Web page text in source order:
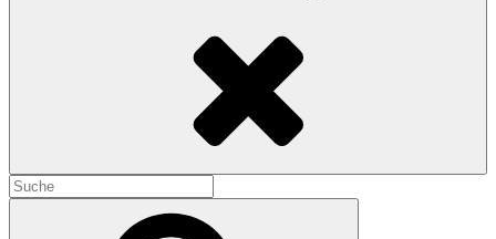
Search
for: